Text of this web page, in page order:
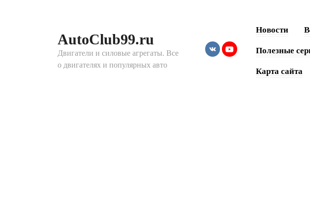
AutoClub99.ru
Двигатели и силовые агрегаты. Все
о двигателях и популярных авто
Новости
Полезные
Карта сайта